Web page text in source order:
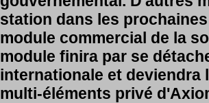
station dans les
module commercial de la
module finira par se
internationale et deviendra
multi-éléments privé